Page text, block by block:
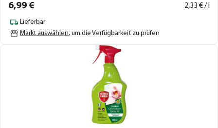
6,99 € 2,33 € / l
Lieferbar
Markt auswählen, um die Verfügbarkeit zu prüfen